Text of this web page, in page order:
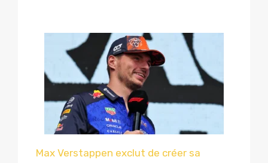
Max Verstappen exclut de créer sa